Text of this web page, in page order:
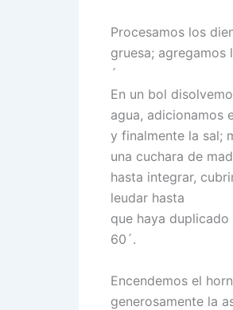
Procesamos los
gruesa; agregamos
´
En un bol
agua, adicionamos
y finalmente la sal;
una cuchara de
hasta integrar,
leudar hasta
que haya
60´.
Encendemos el
generosamente la